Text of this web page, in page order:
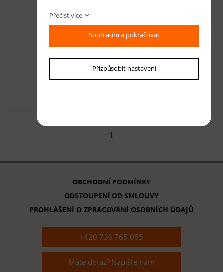
Dostupnost:skladem
1
OBCHODNÍ PODMÍNKY
ODSTOUPENÍ OD SMLOUVY
PROHLÁŠENÍ O ZPRACOVÁNÍ OSOBNÍCH ÚDAJŮ
+420 736 765 065
Máte dotaz? Napište nám
Přečíst více
Souhlasím a pokračovat
Přizpůsobit nastavení